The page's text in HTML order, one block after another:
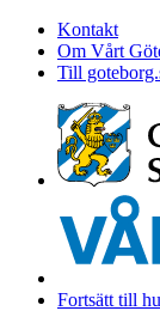
Kontakt
Om Vårt
Till
Fortsätt till